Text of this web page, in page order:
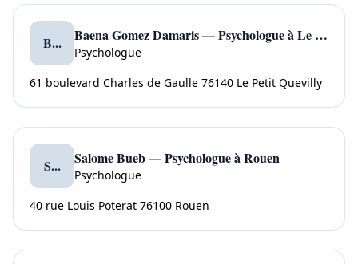
B... Baena Gomez Damaris — Psychologue à Le Petit Quevilly
Psychologue
61 boulevard Charles de Gaulle 76140 Le Petit Quevilly
S... Salome Bueb — Psychologue à Rouen
Psychologue
40 rue Louis Poterat 76100 Rouen